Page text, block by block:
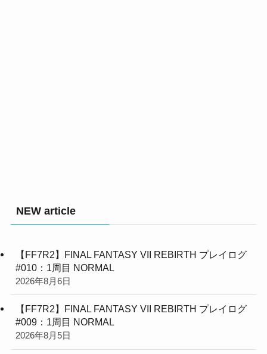
NEW article
【FF7R2】FINAL FANTASY VII REBIRTH プレイログ
#010：1周目 NORMAL
2026年8月6日
【FF7R2】FINAL FANTASY VII REBIRTH プレイログ
#009：1周目 NORMAL
2026年8月5日